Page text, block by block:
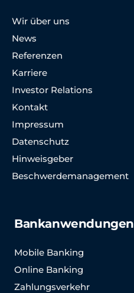
Wir über uns
News
Referenzen
Karriere
Investor Relations
Kontakt
Impressum
Datenschutz
Hinweisgeber
Beschwerdemanagement
Bankanwendungen
Mobile Banking
Online Banking
Zahlungsverkehr